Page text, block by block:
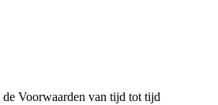
de Voorwaarden van tijd tot tijd